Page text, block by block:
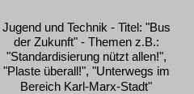
Jugend und Technik - Titel: "Bus
der Zukunft" - Themen z.B.:
"Standardisierung nützt allen!",
"Plaste überall!", "Unterwegs im
Bereich Karl-Marx-Stadt"